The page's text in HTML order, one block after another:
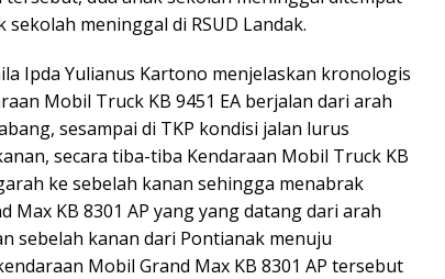
sekolah meninggal di RSUD Landak.
Ipda Yulianus Kartono menjelaskan kronologis
Mobil Truck KB 9451 EA berjalan dari arah
sesampai di TKP kondisi jalan lurus
secara tiba-tiba Kendaraan Mobil Truck KB
ke sebelah kanan sehingga menabrak
Max KB 8301 AP yang yang datang dari arah
sebelah kanan dari Pontianak menuju
Mobil Grand Max KB 8301 AP tersebut